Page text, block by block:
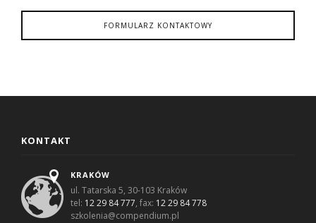
FORMULARZ KONTAKTOWY
KONTAKT
KRAKÓW
ul. Tatarska 5, 30-103 Kraków
tel: 12 29 84 777, fax: 12 29 84 778
szkolenia@compendium.pl